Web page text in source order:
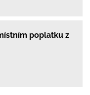
poplatku z